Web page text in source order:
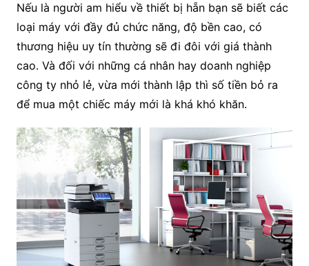
Nếu là người am hiểu về thiết bị hẵn bạn sẽ biết các
loại máy với đầy đủ chức năng, độ bền cao, có
thương hiệu uy tín thường sẽ đi đôi với giá thành
cao. Và đối với những cá nhân hay doanh nghiệp
công ty nhỏ lẻ, vừa mới thành lập thì số tiền bỏ ra
để mua một chiếc máy mới là khá khó khăn.